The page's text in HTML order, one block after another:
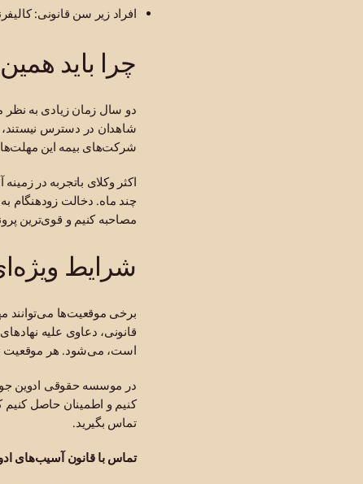
افراد زیر سن قانونی: کالیفرنیا تا سن ۱۸ سالگی مشمول قانون می‌شود، اما در
چرا باید
دو سال زمان زیادی به نظر
شاهدان در دسترس
شرکت‌های بیمه این
اکثر وکلای باتجربه در
چند ماه. دخالت زودهنگام
مصاحبه کنیم و قوی‌ترین
شرایط
برخی موقعیت‌ها می‌توانند
قانونی، دعاوی علیه
است، می‌شود. هر موقعیت
در موسسه حقوقی ادوین
کنیم و اطمینان حاصل
تماس بگیرید.
تماس با قانون آسیب‌های